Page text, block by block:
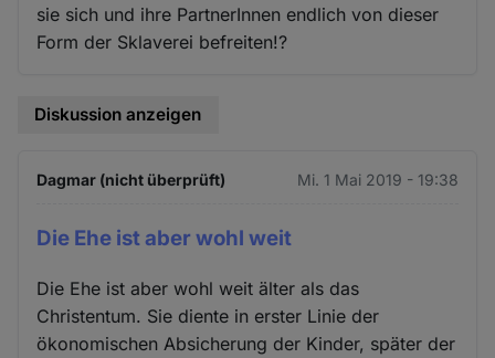
sie sich und ihre PartnerInnen endlich von dieser
Form der Sklaverei befreiten!?
Diskussion anzeigen
Dagmar (nicht überprüft) Mi. 1 Mai 2019 - 19:38
Die Ehe ist aber wohl weit
Die Ehe ist aber wohl weit älter als das
Christentum. Sie diente in erster Linie der
ökonomischen Absicherung der Kinder, später der